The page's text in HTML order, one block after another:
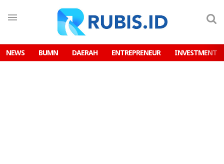
NEWS BUMN DAERAH ENTREPRENEUR INVESTMENT